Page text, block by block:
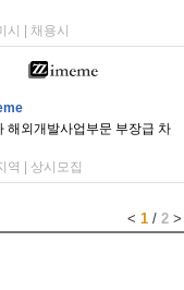
시 | 채용시
해외개발사업부문 부장급 차
역 | 상시모집
< 1 / 2 >